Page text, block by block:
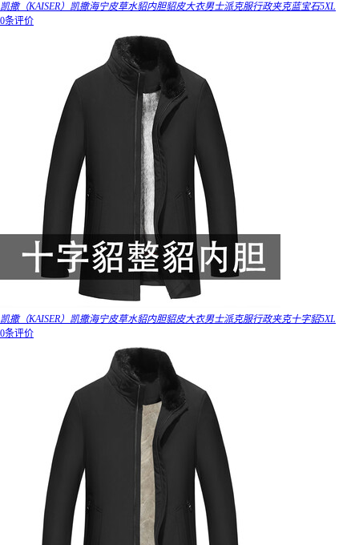
凯撒（KAISER）凯撒海宁皮草水貂内胆貂皮大衣男士派克服行政夹克蓝宝石5XL
0条评价
凯撒（KAISER）凯撒海宁皮草水貂内胆貂皮大衣男士派克服行政夹克十字貂5XL
0条评价